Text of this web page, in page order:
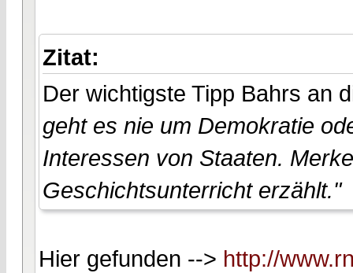
Zitat:
Der wichtigste Tipp Bahrs an
geht es nie um Demokratie
Interessen von Staaten.
Geschichtsunterricht erzählt."
Hier gefunden --> http://